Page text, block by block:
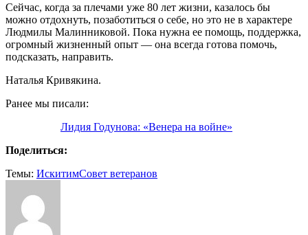
Сейчас, когда за плечами уже 80 лет жизни, казалось бы
можно отдохнуть, позаботиться о себе, но это не в характере
Людмилы Малинниковой. Пока нужна ее помощь, поддержка,
огромный жизненный опыт — она всегда готова помочь,
подсказать, направить.
Наталья Кривякина.
Ранее мы писали:
Лидия Годунова: «Венера на войне»
Поделиться:
Темы: ИскитимСовет ветеранов